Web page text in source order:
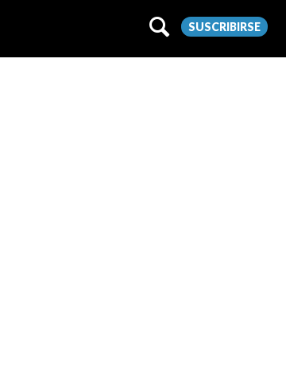
SUSCRIBIRSE